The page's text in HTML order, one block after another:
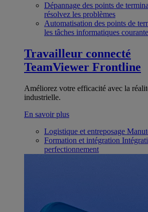
Dépannage des points de
résolvez les problèmes
Automatisation des points de
les tâches informatiques
Travailleur connecté
TeamViewer Frontline
Améliorez votre efficacité avec la
industrielle.
En savoir plus
Logistique et entreposage
Formation et intégration
perfectionnement